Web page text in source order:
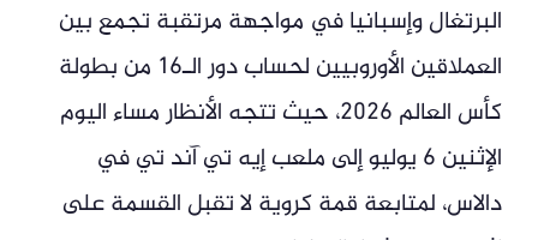
البرتغال وإسبانيا في مواجهة مرتقبة تجمع بين
العملاقين الأوروبيين لحساب دور الـ16 من بطولة
كأس العالم 2026، حيث تتجه الأنظار مساء اليوم
الإثنين 6 يوليو إلى ملعب إيه تي آند تي في
دالاس، لمتابعة قمة كروية لا تقبل القسمة على